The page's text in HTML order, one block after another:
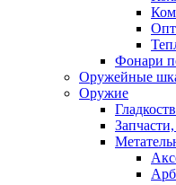
Фонари
Оружейные
Оружие